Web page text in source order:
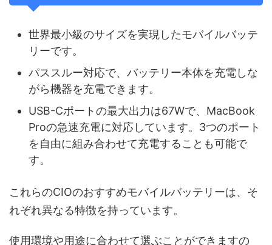
世界最小級のサイズを実現したモバイルバッテ
リーです。
パススルー対応で、バッテリー本体を充電しな
がら機器を充電できます。
USB-Cポートの最大出力は67Wで、MacBook
Proの急速充電に対応しています。3つのポート
を自由に組み合わせて充電することも可能で
す。
これらのCIOのおすすめモバイルバッテリーは、そ
れぞれ異なる特徴を持っています。
使用環境や用途に合わせて選ぶことができますの